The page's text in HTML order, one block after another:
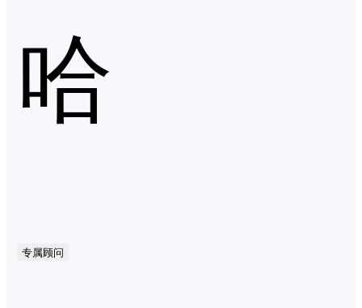
哈
专属顾问